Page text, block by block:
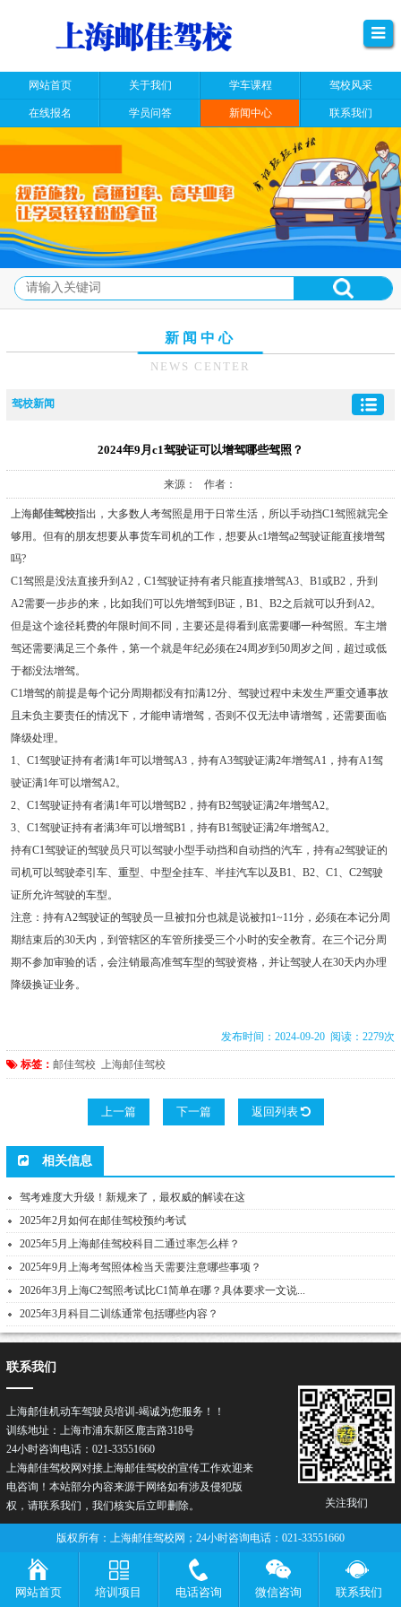
网站首页 关于我们 学车课程 驾校风采
在线报名 学员问答 新闻中心 联系我们
新闻中心
NEWS CENTER
驾校新闻
2024年9月c1驾驶证可以增驾哪些驾照？
来源： 作者：
上海邮佳驾校指出，大多数人考驾照是用于日常生活，所以手动挡C1驾照就完全
够用。但有的朋友想要从事货车司机的工作，想要从c1增驾a2驾驶证能直接增驾
吗?
C1驾照是没法直接升到A2，C1驾驶证持有者只能直接增驾A3、B1或B2，升到
A2需要一步步的来，比如我们可以先增驾到B证，B1、B2之后就可以升到A2。
但是这个途径耗费的年限时间不同，主要还是得看到底需要哪一种驾照。车主增
驾还需要满足三个条件，第一个就是年纪必须在24周岁到50周岁之间，超过或低
于都没法增驾。
C1增驾的前提是每个记分周期都没有扣满12分、驾驶过程中未发生严重交通事故
且未负主要责任的情况下，才能申请增驾，否则不仅无法申请增驾，还需要面临
降级处理。
1、C1驾驶证持有者满1年可以增驾A3，持有A3驾驶证满2年增驾A1，持有A1驾
驶证满1年可以增驾A2。
2、C1驾驶证持有者满1年可以增驾B2，持有B2驾驶证满2年增驾A2。
3、C1驾驶证持有者满3年可以增驾B1，持有B1驾驶证满2年增驾A2。
持有C1驾驶证的驾驶员只可以驾驶小型手动挡和自动挡的汽车，持有a2驾驶证的
司机可以驾驶牵引车、重型、中型全挂车、半挂汽车以及B1、B2、C1、C2驾驶
证所允许驾驶的车型。
注意：持有A2驾驶证的驾驶员一旦被扣分也就是说被扣1~11分，必须在本记分周
期结束后的30天内，到管辖区的车管所接受三个小时的安全教育。在三个记分周
期不参加审验的话，会注销最高准驾车型的驾驶资格，并让驾驶人在30天内办理
降级换证业务。
发布时间：2024-09-20 阅读：2279次
标签： 邮佳驾校 上海邮佳驾校
上一篇 下一篇 返回列表
相关信息
驾考难度大升级！新规来了，最权威的解读在这
2025年2月如何在邮佳驾校预约考试
2025年5月上海邮佳驾校科目二通过率怎么样？
2025年9月上海考驾照体检当天需要注意哪些事项？
2026年3月上海C2驾照考试比C1简单在哪？具体要求一文说...
2025年3月科目二训练通常包括哪些内容？
关注我们
联系我们
上海邮佳机动车驾驶员培训-竭诚为您服务！！
训练地址：上海市浦东新区鹿吉路318号
24小时咨询电话：021-33551660
上海邮佳驾校网对接上海邮佳驾校的宣传工作欢迎来
电咨询！本站部分内容来源于网络如有涉及侵犯版
权，请联系我们，我们核实后立即删除。
版权所有：上海邮佳驾校网；24小时咨询电话：021-33551660
网站首页 培训项目 电话咨询 微信咨询 联系我们